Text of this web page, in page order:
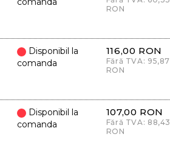
RON
Disponibil la
comanda
116,00 RON
Fără TVA: 95,87
RON
Disponibil la
comanda
107,00 RON
Fără TVA: 88,43
RON